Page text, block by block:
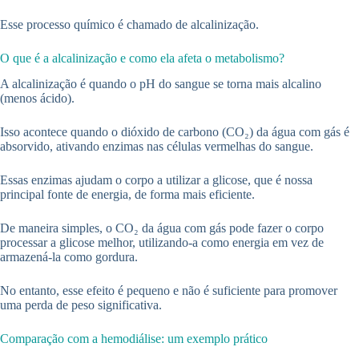
Esse processo químico é chamado de alcalinização.
O que é a alcalinização e como ela afeta o metabolismo?
A alcalinização é quando o pH do sangue se torna mais alcalino
(menos ácido).
Isso acontece quando o dióxido de carbono (CO₂) da água com gás é
absorvido, ativando enzimas nas células vermelhas do sangue.
Essas enzimas ajudam o corpo a utilizar a glicose, que é nossa
principal fonte de energia, de forma mais eficiente.
De maneira simples, o CO₂ da água com gás pode fazer o corpo
processar a glicose melhor, utilizando-a como energia em vez de
armazená-la como gordura.
No entanto, esse efeito é pequeno e não é suficiente para promover
uma perda de peso significativa.
Comparação com a hemodiálise: um exemplo prático